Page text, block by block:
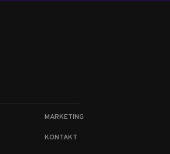
MARKETING
KONTAKT